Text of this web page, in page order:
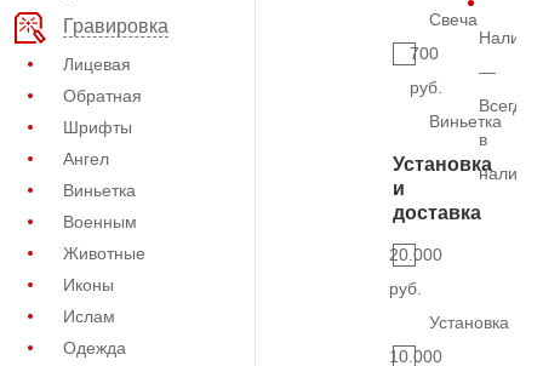
Гравировка
Лицевая
Обратная
Шрифты
Ангел
Виньетка
Военным
Животные
Иконы
Ислам
Одежда
Свеча
700
руб.
Виньетка
Установка
и
доставка
20.000
руб.
Установка
10.000
—
Всегда
в